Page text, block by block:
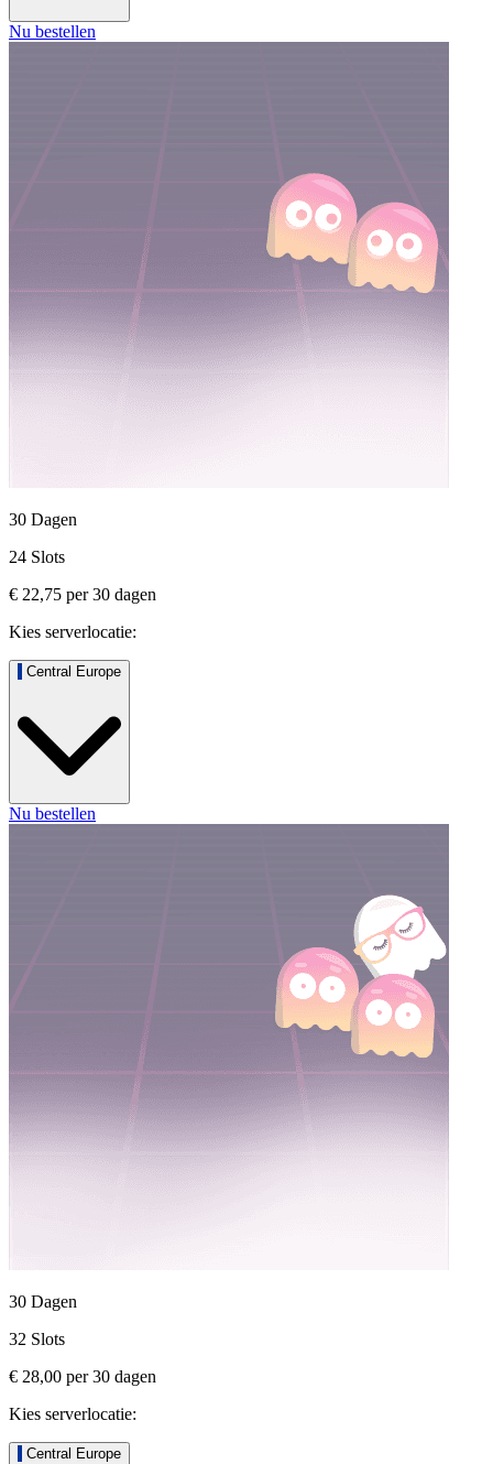
Nu bestellen
30 Dagen
24 Slots
€ 22,75 per30 dagen
Kies serverlocatie:
Central Europe
Nu bestellen
30 Dagen
32 Slots
€ 28,00 per30 dagen
Kies serverlocatie:
Central Europe